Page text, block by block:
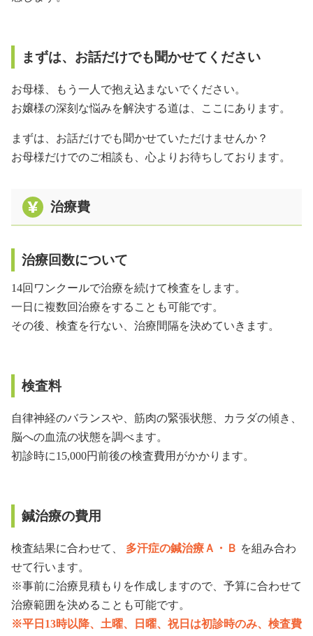
まずは、お話だけでも聞かせてください
お母様、もう一人で抱え込まないでください。
お嬢様の深刻な悩みを解決する道は、ここにあります。
まずは、お話だけでも聞かせていただけませんか？
お母様だけでのご相談も、心よりお待ちしております。
治療費
治療回数について
14回ワンクールで治療を続けて検査をします。
一日に複数回治療をすることも可能です。
その後、検査を行ない、治療間隔を決めていきます。
検査料
自律神経のバランスや、筋肉の緊張状態、カラダの傾き、
脳への血流の状態を調べます。
初診時に15,000円前後の検査費用がかかります。
鍼治療の費用
検査結果に合わせて、 多汗症の鍼治療Ａ・Ｂ を組み合わ
せて行います。
※事前に治療見積もりを作成しますので、予算に合わせて
治療範囲を決めることも可能です。
※平日13時以降、土曜、日曜、祝日は初診時のみ、検査費